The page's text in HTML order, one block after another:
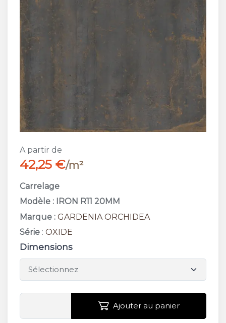
A partir de
42,25 €/m²
Carrelage
Modèle : IRON R11 20MM
Marque : GARDENIA ORCHIDEA
Série : OXIDE
Dimensions
Ajouter au panier